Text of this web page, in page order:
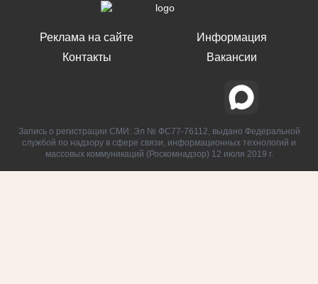
Реклама на сайте
Контакты
Информация
Вакансии
Запись о регистрации СМИ: Эл № ФС77-76112, выдано Федеральной
службой по надзору в сфере связи, информационных технологий и
массовых коммуникаций (Роскомнадзор) 12 июля 2019 г.